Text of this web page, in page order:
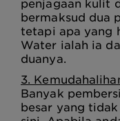
penjagaan kulit
bermaksud dua
tetapi apa yang
Water ialah ia
duanya.
3.
Banyak
besar yang